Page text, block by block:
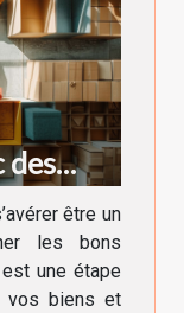
des
être un
les bons
une étape
vos biens et